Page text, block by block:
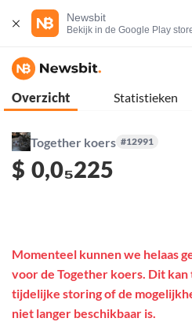
Newsbit
Bekijk in de Google Play
Overzicht Statistieken
Together koers #12991
$ 0,0₅225
Momenteel kunnen we helaas
voor de Together koers. Dit
tijdelijke storing of de
niet langer beschikbaar is.